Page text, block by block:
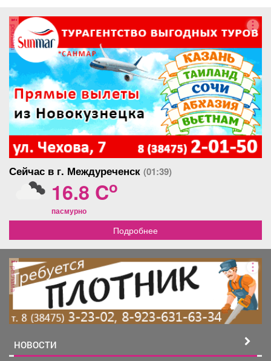
реклама
Сейчас в г. Междуреченск (01:39)
16.8 Co
пасмурно
Подробнее
реклама
НОВОСТИ